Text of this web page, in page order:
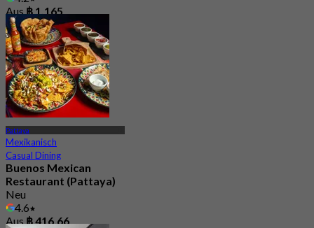
Aus ฿ 1,165
Pattaya
Mexikanisch
Casual Dining
Buenos Mexican
Restaurant (Pattaya)
Neu
4.6
Aus ฿ 416.66